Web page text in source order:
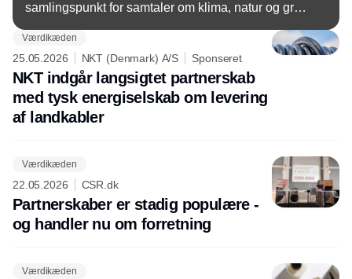
samlingspunkt for samtaler om klima, natur og grøn
af tidens største spørgsmål og mest alvorlige
udfordringer.
Værdikæden
25.05.2026 NKT (Denmark) A/S Sponseret
NKT indgår langsigtet partnerskab
med tysk energiselskab om levering
af landkabler
Værdikæden
22.05.2026 CSR.dk
Partnerskaber er stadig populære -
og handler nu om forretning
Værdikæden